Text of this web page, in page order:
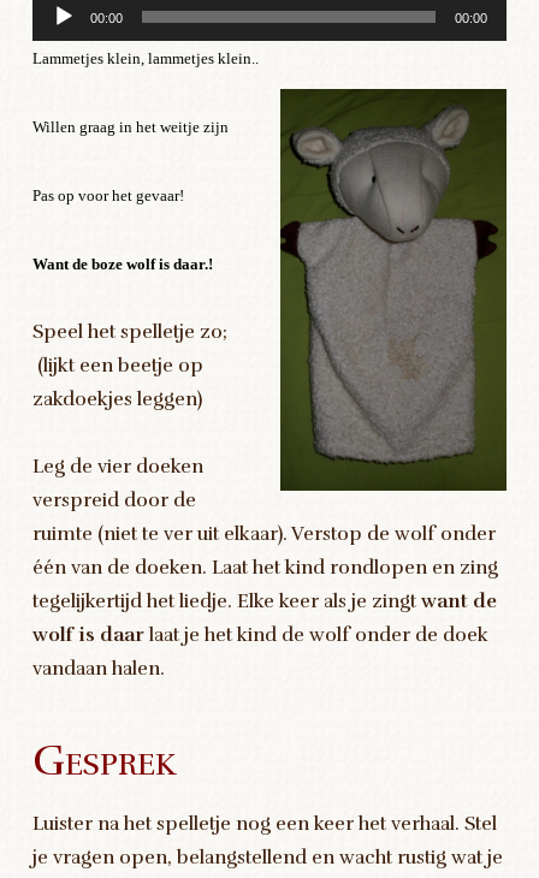
Audiospeler
00:00 00:00
Lammetjes klein, lammetjes klein..
Willen graag in het weitje zijn
Pas op voor het gevaar!
Want de boze wolf is daar.!
Speel het spelletje zo;
(lijkt een beetje op
zakdoekjes leggen)
Leg de vier doeken
verspreid door de
ruimte (niet te ver uit elkaar). Verstop de wolf onder
één van de doeken. Laat het kind rondlopen en zing
tegelijkertijd het liedje. Elke keer als je zingtwant de
wolf is daarlaat je het kind de wolf onder de doek
vandaan halen.
Gesprek
Luister na het spelletje nog een keer het verhaal. Stel
je vragen open, belangstellend en wacht rustig wat je